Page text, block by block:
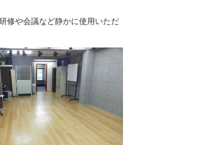
修や会議など静かに使用いただ